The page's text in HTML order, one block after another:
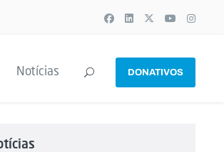
Notícias DONATIVOS